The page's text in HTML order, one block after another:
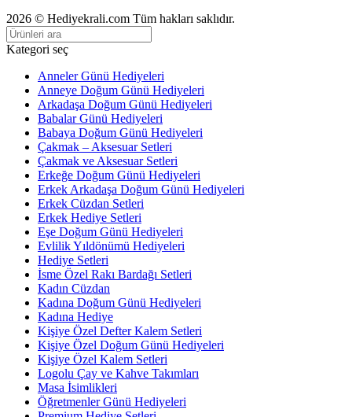
2026 © Hediyekrali.com Tüm hakları saklıdır.
Kategori seç
Anneler Günü Hediyeleri
Anneye Doğum Günü Hediyeleri
Arkadaşa Doğum Günü Hediyeleri
Babalar Günü Hediyeleri
Babaya Doğum Günü Hediyeleri
Çakmak – Aksesuar Setleri
Çakmak ve Aksesuar Setleri
Erkeğe Doğum Günü Hediyeleri
Erkek Arkadaşa Doğum Günü Hediyeleri
Erkek Cüzdan Setleri
Erkek Hediye Setleri
Eşe Doğum Günü Hediyeleri
Evlilik Yıldönümü Hediyeleri
Hediye Setleri
İsme Özel Rakı Bardağı Setleri
Kadın Cüzdan
Kadına Doğum Günü Hediyeleri
Kadına Hediye
Kişiye Özel Defter Kalem Setleri
Kişiye Özel Doğum Günü Hediyeleri
Kişiye Özel Kalem Setleri
Logolu Çay ve Kahve Takımları
Masa İsimlikleri
Öğretmenler Günü Hediyeleri